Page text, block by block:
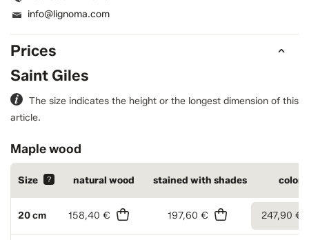
Prices
Saint Giles
The size indicates the height or the longest dimension of this
article.
Maple wood
Size ? natural wood stained with shades
20 cm 158,40 € 197,60 € 247,90 €
info@lignoma.com